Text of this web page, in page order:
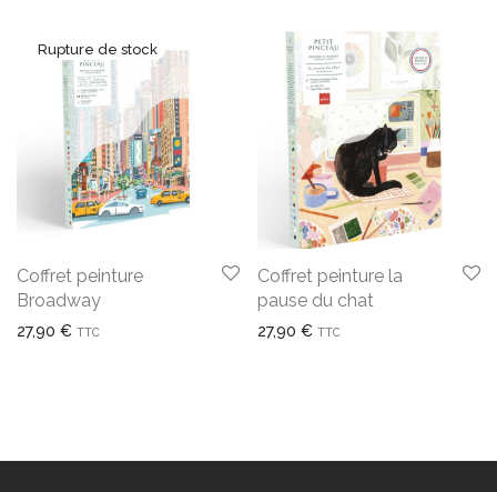
Coffret peinture
Broadway
27,90 € TTC
Coffret peinture la
pause du chat
27,90 € TTC